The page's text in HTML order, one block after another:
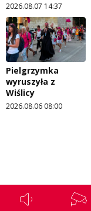
2026.08.07 14:37
Pielgrzymka
wyruszyła z
Wiślicy
2026.08.06 08:00